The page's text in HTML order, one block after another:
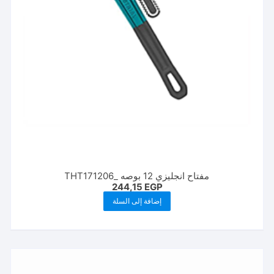
مفتاح انجليزي 12 بوصه _THT171206
244,15 EGP
إضافة إلى السلة